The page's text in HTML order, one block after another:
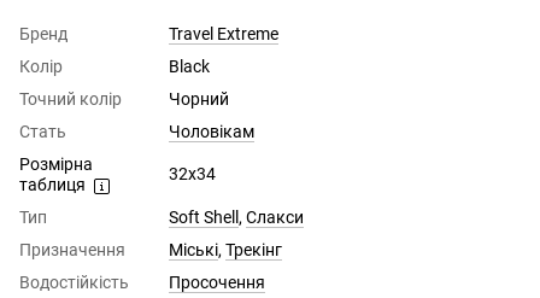
Бренд
Travel Extreme
Колір
Black
Точний колір
Чорний
Стать
Чоловікам
Розмірна
таблиця
32x34
Тип Soft Shell , Слакси
Призначення
Міські, Трекінг
Водостійкість
Просочення